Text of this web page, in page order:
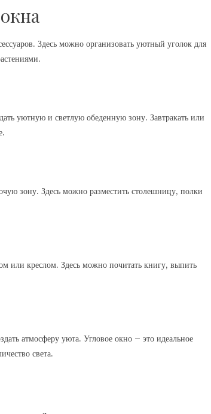
Здесь можно организовать уютный уголок для
уютную и светлую обеденную зону. Завтракать или
зону. Здесь можно разместить столешницу, полки
или креслом. Здесь можно почитать книгу, выпить
атмосферу уюта. Угловое окно – это идеальное
света.